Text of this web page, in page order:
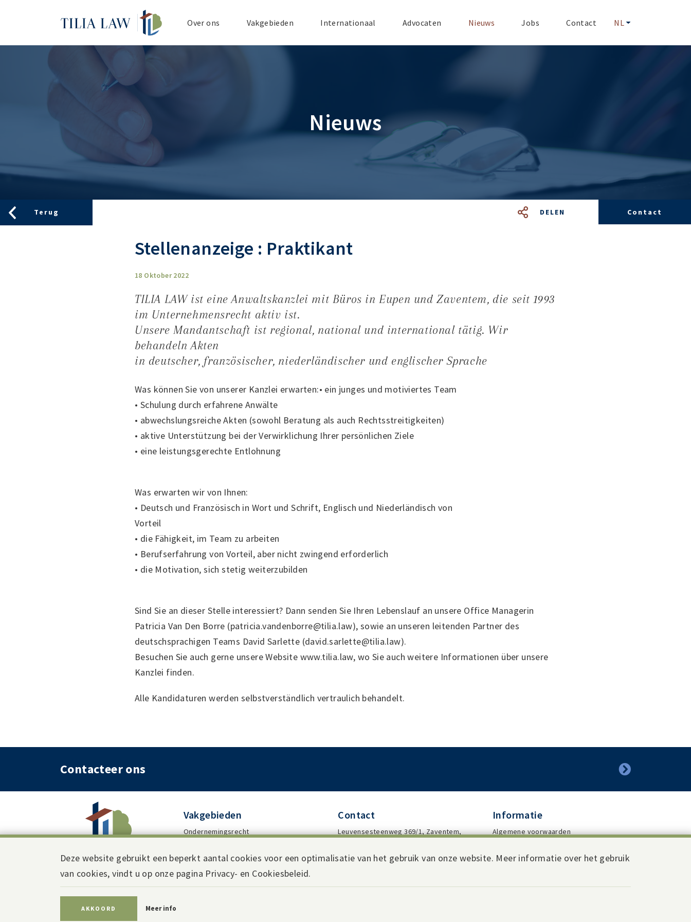
Tilia.Law Over ons Vakgebieden Internationaal Advocaten Nieuws Jobs Contact NL
Nieuws
Terug DELEN Contact
Stellenanzeige : Praktikant
18 Oktober 2022
TILIA LAW ist eine Anwaltskanzlei mit Büros in Eupen und Zaventem, die seit 1993
im Unternehmensrecht aktiv ist.
Unsere Mandantschaft ist regional, national und international tätig. Wir
behandeln Akten
in deutscher, französischer, niederländischer und englischer Sprache
Was können Sie von unserer Kanzlei erwarten:• ein junges und motiviertes Team
• Schulung durch erfahrene Anwälte
• abwechslungsreiche Akten (sowohl Beratung als auch Rechtsstreitigkeiten)
• aktive Unterstützung bei der Verwirklichung Ihrer persönlichen Ziele
• eine leistungsgerechte Entlohnung
Was erwarten wir von Ihnen:
• Deutsch und Französisch in Wort und Schrift, Englisch und Niederländisch von
Vorteil
• die Fähigkeit, im Team zu arbeiten
• Berufserfahrung von Vorteil, aber nicht zwingend erforderlich
• die Motivation, sich stetig weiterzubilden
Sind Sie an dieser Stelle interessiert? Dann senden Sie Ihren Lebenslauf an unsere Office Managerin
Patricia Van Den Borre (patricia.vandenborre@tilia.law), sowie an unseren leitenden Partner des
deutschsprachigen Teams David Sarlette (david.sarlette@tilia.law).
Besuchen Sie auch gerne unsere Website www.tilia.law, wo Sie auch weitere Informationen über unsere
Kanzlei finden.
Alle Kandidaturen werden selbstverständlich vertraulich behandelt.
Deze website gebruikt een beperkt aantal cookies voor een optimalisatie van het gebruik van onze website. Meer informatie over het gebruik
van cookies, vindt u op onze pagina Privacy- en Cookiesbeleid.
AKKOORD Meer info
Contacteer ons
Vakgebieden
Ondernemingsrecht
Arbeidsrecht
Immigratierecht
Contact
Leuvensesteenweg 369/1, Zaventem,
Informatie
Algemene voorwaarden
Privacybeleid